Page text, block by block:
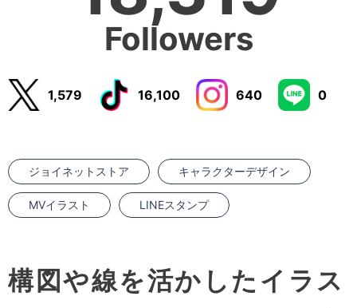
Followers
1,579 16,100 640 0
ジョイネットストア キャラクターデザイン
MVイラスト LINEスタンプ
構図や線を活かしたイラス